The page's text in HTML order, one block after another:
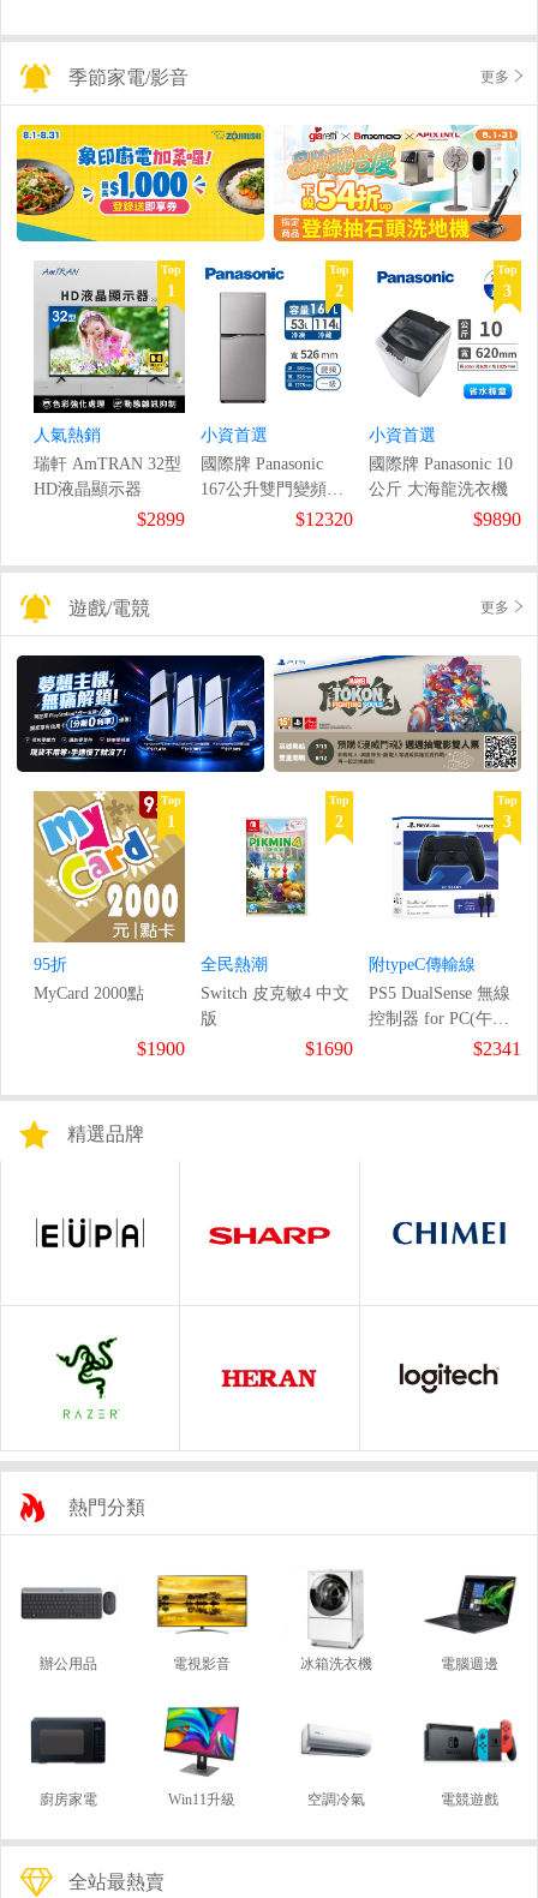
季節家電/影音 更多
Top
1
人氣熱銷
瑞軒 AmTRAN 32型
HD液晶顯示器
$2899
Top
2
小資首選
國際牌 Panasonic
167公升雙門變頻冰
$12320
Top
3
小資首選
國際牌 Panasonic 10
公斤 大海龍洗衣機
$9890
遊戲/電競 更多
Top
1
95折
MyCard 2000點
$1900
Top
2
全民熱潮
Switch 皮克敏4 中文
版
$1690
Top
3
附typeC傳輸線
PS5 DualSense 無線
控制器 for PC(午夜
$2341
精選品牌
熱門分類
辦公用品 電視影音 冰箱洗衣機 電腦週邊
廚房家電 Win11升級 空調冷氣 電競遊戲
全站最熱賣